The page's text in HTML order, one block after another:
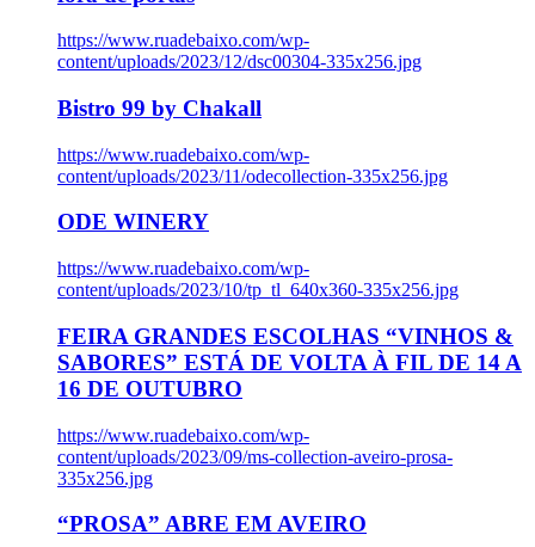
https://www.ruadebaixo.com/wp-
content/uploads/2023/12/dsc00304-335x256.jpg
Bistro 99 by Chakall
https://www.ruadebaixo.com/wp-
content/uploads/2023/11/odecollection-335x256.jpg
ODE WINERY
https://www.ruadebaixo.com/wp-
content/uploads/2023/10/tp_tl_640x360-335x256.jpg
FEIRA GRANDES ESCOLHAS “VINHOS &
SABORES” ESTÁ DE VOLTA À FIL DE 14 A
16 DE OUTUBRO
https://www.ruadebaixo.com/wp-
content/uploads/2023/09/ms-collection-aveiro-prosa-
335x256.jpg
“PROSA” ABRE EM AVEIRO